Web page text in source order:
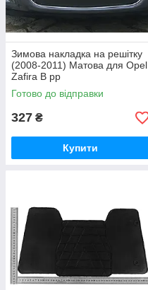
Зимова накладка на решітку
(2008-2011) Матова для Opel
Zafira B рр
Готово до відправки
327 ₴
Купити